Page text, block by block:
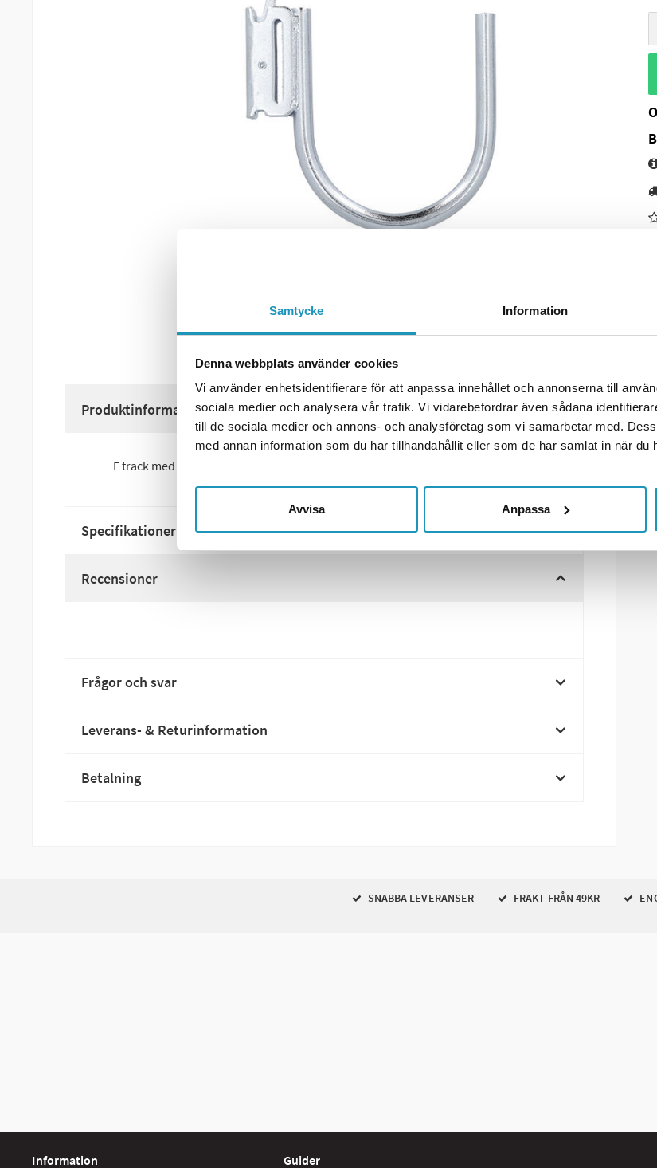
Samtycke Information
Denna webbplats använder cookies
Vi använder enhetsidentifierare för att anpassa innehållet och annonserna till
sociala medier och analysera vår trafik. Vi vidarebefordrar även sådana
till de sociala medier och annons- och analysföretag som vi samarbetar med.
med annan information som du har tillhandahållit eller som de har samlat in när du
Avvisa Anpassa
Produktinformation
E track med J-krok 114mm
Specifikationer
Recensioner
Frågor och svar
Leverans- & Returinformation
Betalning
SNABBA LEVERANSER FRAKT FRÅN 49KR
Information Guider